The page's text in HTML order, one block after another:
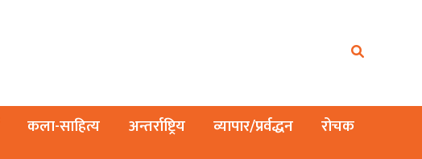
कला-साहित्य अन्तर्राष्ट्रिय व्यापार/प्रर्वद्धन रोचक